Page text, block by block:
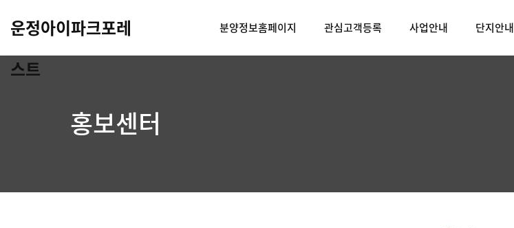
운정아이파크포레
스트
분양정보홈페이지 관심고객등록 사업안내 단지안내
홍보센터